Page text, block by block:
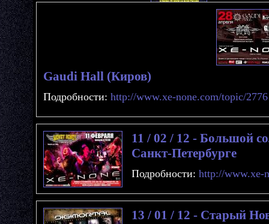
Gaudi Hall (Киров)
Подробности: http://www.xe-none.com/topic/2776
11 / 02 / 12 - Большой
Санкт-Петербурге
Подробности: http://www.xe-
13 / 01 / 12 - Старый